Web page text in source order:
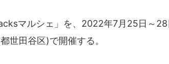
マルシェ」を、2022年7月25日～28
世田谷区)で開催する。